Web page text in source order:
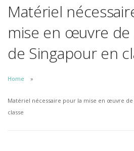
Matériel
mise en œuvre
de Singapour en
Home
Matériel nécessaire pour la mise en œuvre
classe